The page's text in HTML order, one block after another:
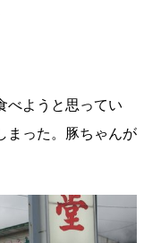
べようと思ってい
まった。豚ちゃんが